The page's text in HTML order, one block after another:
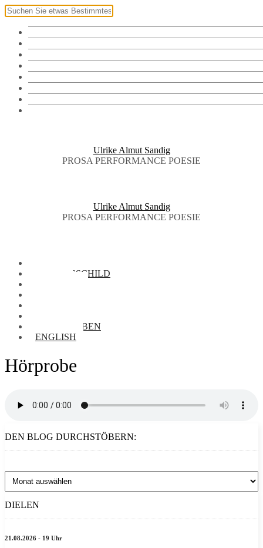
Ulrike Almut Sandig
PROSA PERFORMANCE POESIE
Ulrike Almut Sandig
PROSA PERFORMANCE POESIE
NAMENSSCHILD
BRIEFTAUBEN
ENGLISH
Hörprobe
DEN BLOG DURCHSTÖBERN:
Den
Blog
durchstöbern:
DIELEN
21.08.2026 - 19 Uhr